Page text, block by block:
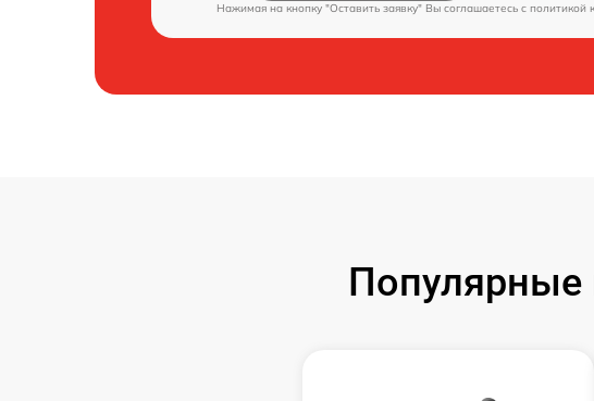
Нажимая на кнопку "Оставить заявку" Вы соглашаетесь c политикой
Популярные